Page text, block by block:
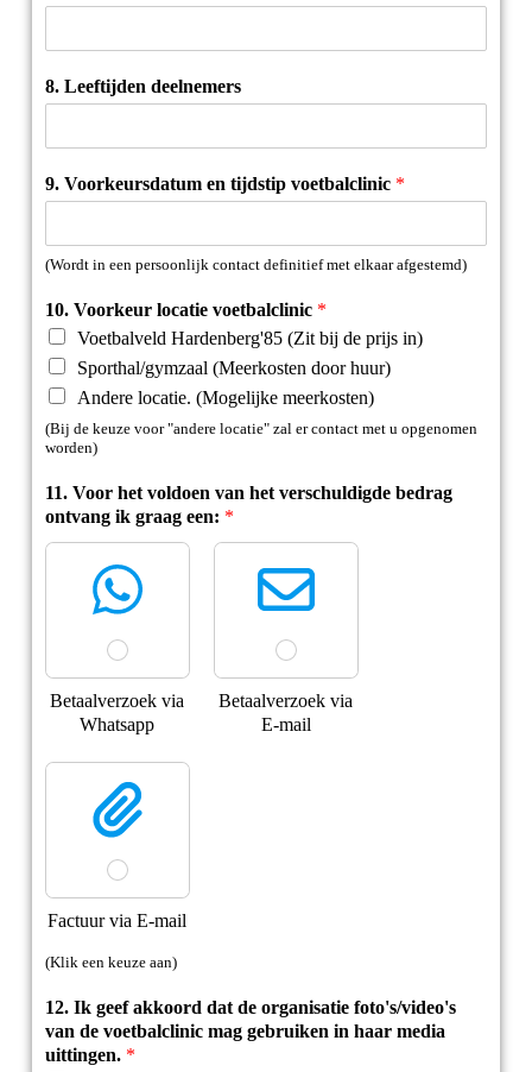
8. Leeftijden deelnemers
9. Voorkeursdatum en tijdstip voetbalclinic *
(Wordt in een persoonlijk contact definitief met elkaar afgestemd)
10. Voorkeur locatie voetbalclinic *
Voetbalveld Hardenberg'85 (Zit bij de prijs in)
Sporthal/gymzaal (Meerkosten door huur)
Andere locatie. (Mogelijke meerkosten)
(Bij de keuze voor "andere locatie" zal er contact met u opgenomen
worden)
11. Voor het voldoen van het verschuldigde bedrag
ontvang ik graag een: *
Betaalverzoek via
Whatsapp
Betaalverzoek via
E-mail
Factuur via E-mail
(Klik een keuze aan)
12. Ik geef akkoord dat de organisatie foto's/video's
van de voetbalclinic mag gebruiken in haar media
uittingen. *